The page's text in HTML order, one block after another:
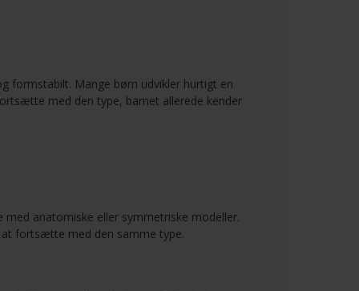
formstabilt. Mange børn udvikler hurtigt en
med den type, barnet allerede kender
anatomiske eller symmetriske modeller.
fortsætte med den samme type.